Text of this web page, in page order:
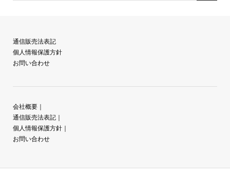
通信販売法表記
個人情報保護方針
お問い合わせ
会社概要｜
通信販売法表記｜
個人情報保護方針｜
お問い合わせ